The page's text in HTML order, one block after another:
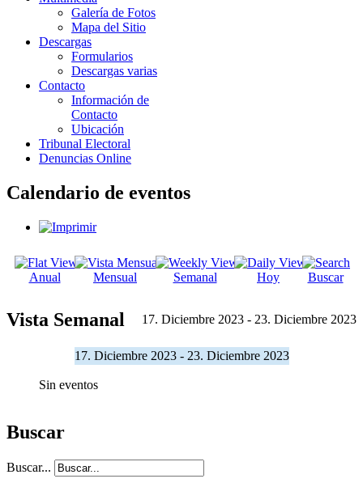
Galería de Fotos
Mapa del Sitio
Descargas
Formularios
Descargas varias
Contacto
Información de
Contacto
Ubicación
Tribunal Electoral
Denuncias Online
Calendario de eventos
Anual Mensual Semanal Hoy Buscar
Vista Semanal 17. Diciembre 2023 - 23. Diciembre 2023
17. Diciembre 2023 - 23. Diciembre 2023
Sin eventos
Buscar
Buscar...